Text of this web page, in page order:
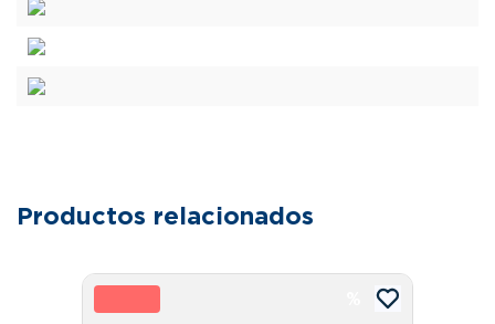
Productos relacionados
5